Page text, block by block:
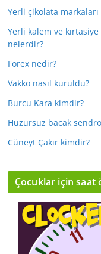
Yerli çikolata
Yerli kalem ve
nelerdir?
Forex nedir?
Vakko nasıl kuruldu?
Burcu Kara kimdir?
Huzursuz bacak
Cüneyt Çakır kimdir?
Çocuklar için saat